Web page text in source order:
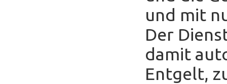
und mit
Der
damit
Entgelt,